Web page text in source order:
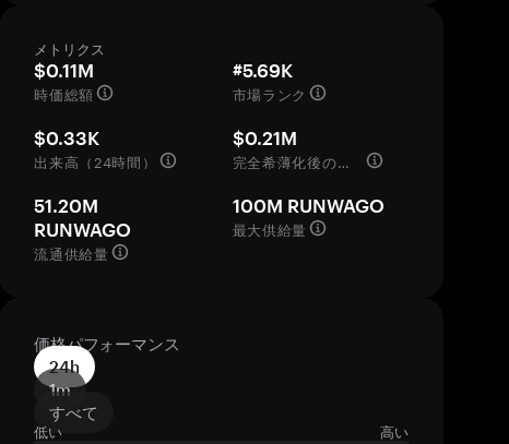
メトリクス
$0.11M
時価総額
#5.69K
市場ランク
$0.33K
出来高（24時間）
$0.21M
完全希薄化後の評価額
51.20M
RUNWAGO
流通供給量
100M RUNWAGO
最大供給量
価格パフォーマンス
24h
1m
すべて
低い 高い